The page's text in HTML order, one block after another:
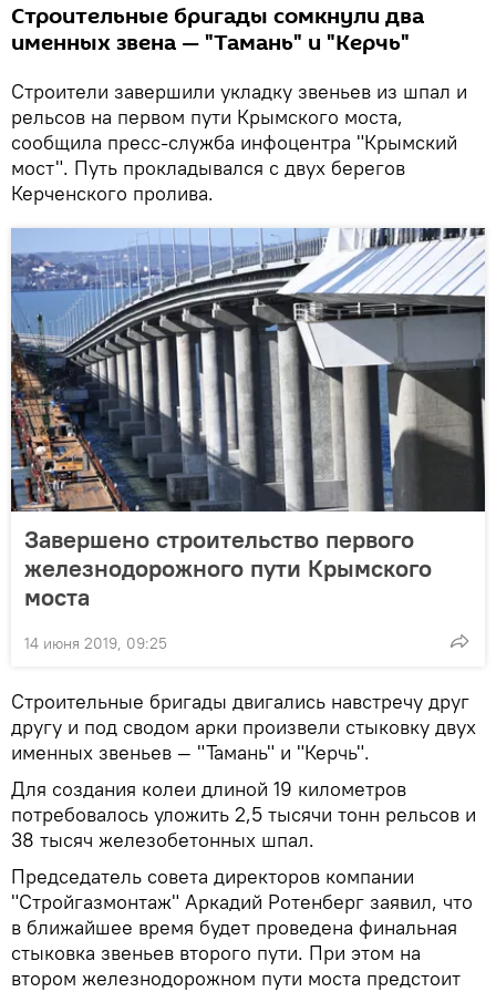
Строительные бригады сомкнули два
именных звена — "Тамань" и "Керчь"
Строители завершили укладку звеньев из шпал и
рельсов на первом пути Крымского моста,
сообщила пресс-служба инфоцентра "Крымский
мост". Путь прокладывался с двух берегов
Керченского пролива.
Завершено строительство первого
железнодорожного пути Крымского
моста
14 июня 2019, 09:25
Строительные бригады двигались навстречу друг
другу и под сводом арки произвели стыковку двух
именных звеньев — "Тамань" и "Керчь".
Для создания колеи длиной 19 километров
потребовалось уложить 2,5 тысячи тонн рельсов и
38 тысяч железобетонных шпал.
Председатель совета директоров компании
"Стройгазмонтаж" Аркадий Ротенберг заявил, что
в ближайшее время будет проведена финальная
стыковка звеньев второго пути. При этом на
втором железнодорожном пути моста предстоит